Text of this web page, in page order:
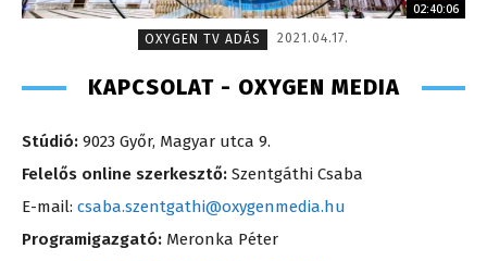
02:40:06
OXYGEN TV ADÁS
2021.04.17.
KAPCSOLAT - OXYGEN MEDIA
Stúdió: 9023 Győr, Magyar utca 9.
Felelős online szerkesztő: Szentgáthi Csaba
E-mail: csaba.szentgathi@oxygenmedia.hu
Programigazgató: Meronka Péter